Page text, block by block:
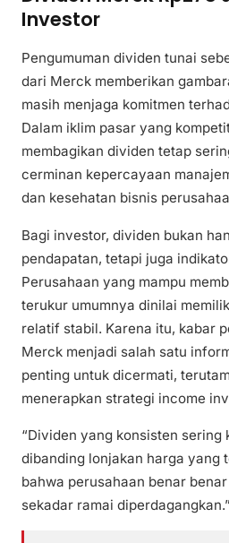
Investor
Pengumuman dividen tunai
dari Merck memberikan
masih menjaga komitmen
Dalam iklim pasar yang
membagikan dividen tetap
cerminan kepercayaan
dan kesehatan bisnis
Bagi investor, dividen bukan
pendapatan, tetapi juga
Perusahaan yang mampu
terukur umumnya dinilai
relatif stabil. Karena itu, kabar
Merck menjadi salah satu
penting untuk dicermati,
menerapkan strategi income
“Dividen yang konsisten sering
dibanding lonjakan harga yang
bahwa perusahaan benar
sekadar ramai diperdagangkan.”